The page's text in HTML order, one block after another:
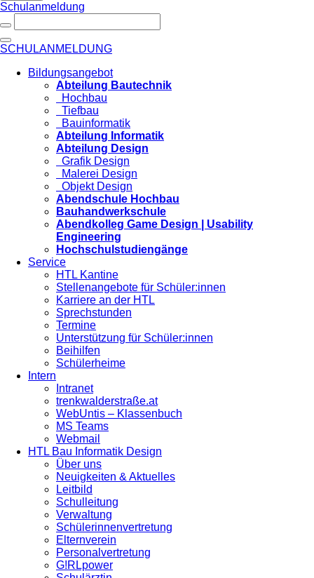
Schulanmeldung
SCHULANMELDUNG
Bildungsangebot
Abteilung Bautechnik
Hochbau
Tiefbau
Bauinformatik
Abteilung Informatik
Abteilung Design
Grafik Design
Malerei Design
Objekt Design
Abendschule Hochbau
Bauhandwerkschule
Abendkolleg Game Design | Usability
Engineering
Hochschulstudiengänge
Service
HTL Kantine
Stellenangebote für Schüler:innen
Karriere an der HTL
Sprechstunden
Termine
Unterstützung für Schüler:innen
Beihilfen
Schülerheime
Intern
Intranet
trenkwalderstraße.at
WebUntis – Klassenbuch
MS Teams
Webmail
HTL Bau Informatik Design
Über uns
Neuigkeiten & Aktuelles
Leitbild
Schulleitung
Verwaltung
Schülerinnenvertretung
Elternverein
Personalvertretung
G!RLpower